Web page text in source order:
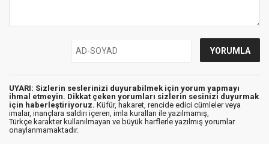
UYARI: Sizlerin seslerinizi duyurabilmek için yorum yapmayı
ihmal etmeyin. Dikkat çeken yorumları sizlerin sesinizi duyurmak
için haberleştiriyoruz. Küfür, hakaret, rencide edici cümleler veya
imalar, inançlara saldırı içeren, imla kuralları ile yazılmamış,
Türkçe karakter kullanılmayan ve büyük harflerle yazılmış yorumlar
onaylanmamaktadır.